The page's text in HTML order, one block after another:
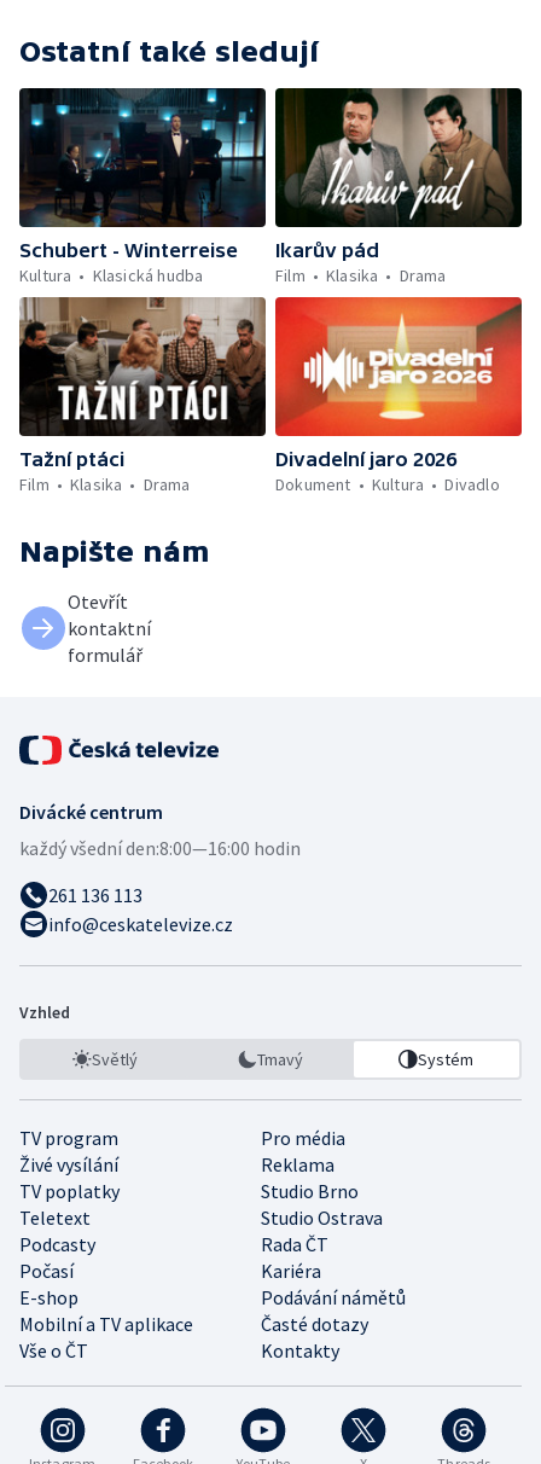
Ostatní také sledují
Schubert - Winterreise
Kultura
Klasická hudba
Ikarův pád
Film
Klasika Drama
Tažní ptáci
Film
Klasika Drama
Divadelní jaro 2026
Dokument
Kultura Divadlo
Napište nám
Otevřít
kontaktní
formulář
Divácké centrum
každý všední den:8:00—16:00 hodin
261 136 113
info@ceskatelevize.cz
Vzhled
Světlý Tmavý Systém
TV program
Pro média
Živé vysílání
Reklama
TV poplatky
Studio Brno
Teletext
Studio Ostrava
Podcasty
Rada ČT
Počasí
Kariéra
E-shop
Podávání námětů
Mobilní a TV aplikace
Časté dotazy
Vše o ČT
Kontakty